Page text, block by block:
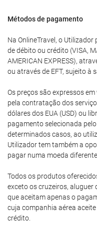
Métodos de pagamento
Na OnlineTravel, o
de débito ou crédito (VISA,
AMERICAN EXPRESS),
ou através de EFT, sujeito à
Os preços são expressos
pela contratação dos
dólares dos EUA (USD) ou
pagamento selecionada
determinados casos, ao
Utilizador tem também a
pagar numa moeda diferente.
Todos os produtos
exceto os cruzeiros,
que aceitam apenas o
cuja companhia aérea
crédito.